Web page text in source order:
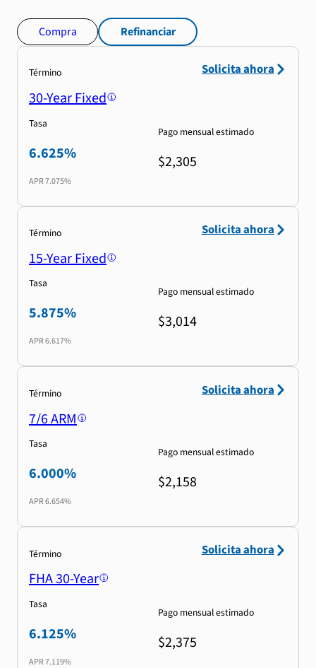
Compra Refinanciar
Término
30-Year Fixed
Tasa
6.625%
APR7.075%
Pago mensual estimado
$2,305
Solicita ahora
Término
15-Year Fixed
Tasa
5.875%
APR6.617%
Pago mensual estimado
$3,014
Solicita ahora
Término
7/6 ARM
Tasa
6.000%
APR6.654%
Pago mensual estimado
$2,158
Solicita ahora
Término
FHA 30-Year
Tasa
6.125%
APR7.119%
Pago mensual estimado
$2,375
Solicita ahora